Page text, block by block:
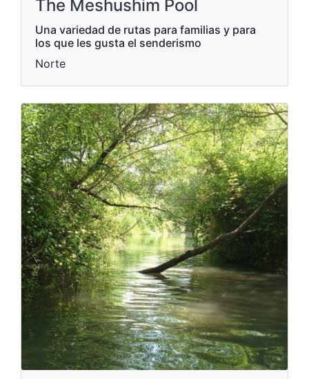
The Meshushim Pool
Una variedad de rutas para familias y para
los que les gusta el senderismo
Norte